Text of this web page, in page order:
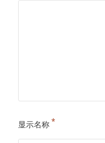
显示名称*